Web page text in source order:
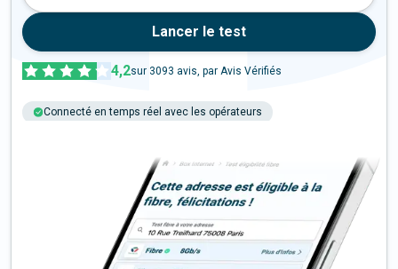
Lancer le test
4,2sur 3093 avis, par Avis Vérifiés
Connecté en temps réel avec les opérateurs